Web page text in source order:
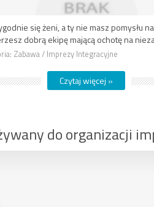
się żeni, a ty nie masz pomysłu
dobrą ekipę mającą ochotę na
Zabawa / Imprezy Integracyjne
Czytaj więcej »
do organizacji